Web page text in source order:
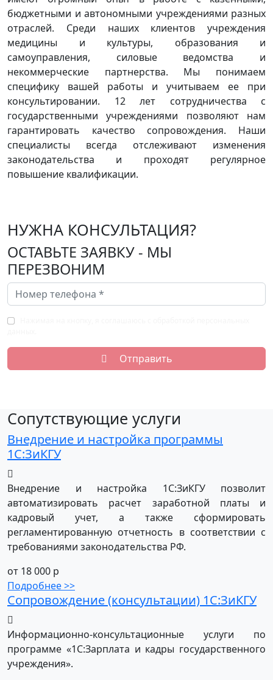
бюджетными и автономными учреждениями разных
отраслей. Среди наших клиентов учреждения
медицины и культуры, образования и
самоуправления, силовые ведомства и
некоммерческие партнерства. Мы понимаем
специфику вашей работы и учитываем ее при
консультировании. 12 лет сотрудничества с
государственными учреждениями позволяют нам
гарантировать качество сопровождения. Наши
специалисты всегда отслеживают изменения
законодательства и проходят регулярное
повышение квалификации.
НУЖНА КОНСУЛЬТАЦИЯ?
ОСТАВЬТЕ ЗАЯВКУ - МЫ
ПЕРЕЗВОНИМ
Отправить
Сопутствующие услуги
Внедрение и настройка программы
1С:ЗиКГУ
Внедрение и настройка 1С:ЗиКГУ позволит
автоматизировать расчет заработной платы и
кадровый учет, а также сформировать
регламентированную отчетность в соответствии с
требованиями законодательства РФ.
от 18 000 р
Подробнее >>
Сопровождение (консультации) 1С:ЗиКГУ
Информационно-консультационные услуги по
программе «1С:Зарплата и кадры государственного
учреждения».